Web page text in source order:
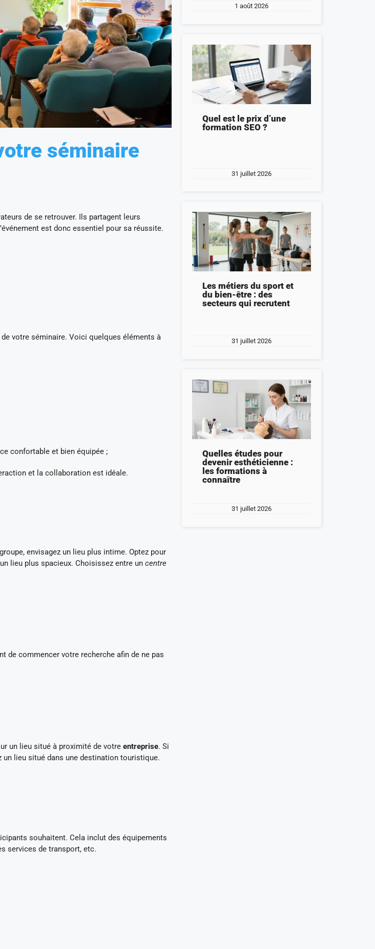
séminaire
de se retrouver. Ils partagent leurs
est donc essentiel pour sa réussite.
votre séminaire. Voici quelques éléments à
confortable et bien équipée ;
et la collaboration est idéale.
envisagez un lieu plus intime. Optez pour
lieu plus spacieux. Choisissez entre un centre
de commencer votre recherche afin de ne pas
un lieu situé à proximité de votre entreprise. Si
lieu situé dans une destination touristique.
souhaitent. Cela inclut des équipements
services de transport, etc.
1 août 2026
Quel est le prix d’une
formation SEO ?
31 juillet 2026
Les métiers du sport et
du bien-être : des
secteurs qui recrutent
31 juillet 2026
Quelles études pour
devenir esthéticienne :
les formations à
connaître
31 juillet 2026